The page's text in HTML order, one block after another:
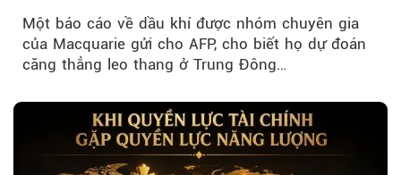
Một báo cáo về dầu khí được nhóm chuyên gia
của Macquarie gửi cho AFP, cho biết họ dự đoán
căng thẳng leo thang ở Trung Đông…